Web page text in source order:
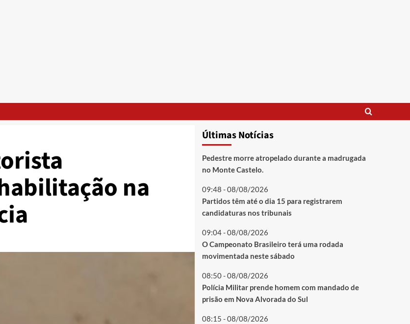
na
Últimas Notícias
Pedestre morre atropelado durante a madrugada
no Monte Castelo.
09:48 - 08/08/2026
Partidos têm até o dia 15 para registrarem
candidaturas nos tribunais
09:04 - 08/08/2026
O Campeonato Brasileiro terá uma rodada
movimentada neste sábado
08:50 - 08/08/2026
Polícia Militar prende homem com mandado de
prisão em Nova Alvorada do Sul
08:15 - 08/08/2026